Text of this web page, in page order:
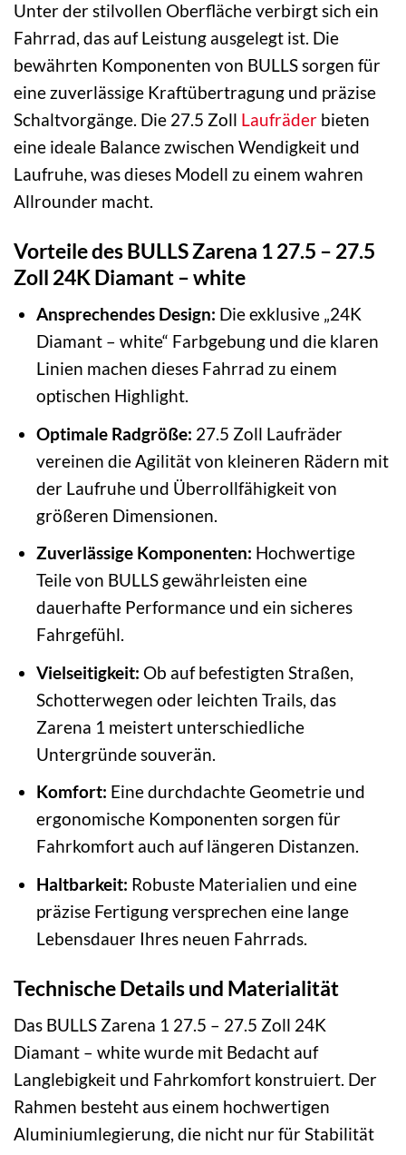
Unter der stilvollen Oberfläche verbirgt sich ein
Fahrrad, das auf Leistung ausgelegt ist. Die
bewährten Komponenten von BULLS sorgen für
eine zuverlässige Kraftübertragung und präzise
Schaltvorgänge. Die 27.5 Zoll Laufräder bieten
eine ideale Balance zwischen Wendigkeit und
Laufruhe, was dieses Modell zu einem wahren
Allrounder macht.
Vorteile des BULLS Zarena 1 27.5 – 27.5
Zoll 24K Diamant – white
Ansprechendes Design: Die exklusive „24K
Diamant – white“ Farbgebung und die klaren
Linien machen dieses Fahrrad zu einem
optischen Highlight.
Optimale Radgröße: 27.5 Zoll Laufräder
vereinen die Agilität von kleineren Rädern mit
der Laufruhe und Überrollfähigkeit von
größeren Dimensionen.
Zuverlässige Komponenten: Hochwertige
Teile von BULLS gewährleisten eine
dauerhafte Performance und ein sicheres
Fahrgefühl.
Vielseitigkeit: Ob auf befestigten Straßen,
Schotterwegen oder leichten Trails, das
Zarena 1 meistert unterschiedliche
Untergründe souverän.
Komfort: Eine durchdachte Geometrie und
ergonomische Komponenten sorgen für
Fahrkomfort auch auf längeren Distanzen.
Haltbarkeit: Robuste Materialien und eine
präzise Fertigung versprechen eine lange
Lebensdauer Ihres neuen Fahrrads.
Technische Details und Materialität
Das BULLS Zarena 1 27.5 – 27.5 Zoll 24K
Diamant – white wurde mit Bedacht auf
Langlebigkeit und Fahrkomfort konstruiert. Der
Rahmen besteht aus einem hochwertigen
Aluminiumlegierung, die nicht nur für Stabilität